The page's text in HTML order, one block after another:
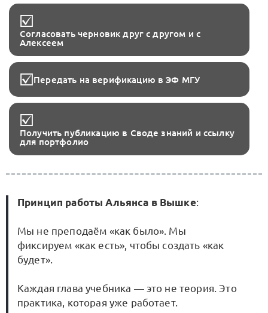
Согласовать черновик друг с другом и с
Алексеем
Передать на верификацию в ЭФ МГУ
Получить публикацию в Своде знаний и ссылку
для портфолио
Принцип работы Альянса в Вышке:
Мы не преподаём «как было». Мы
фиксируем «как есть», чтобы создать «как
будет».
Каждая глава учебника — это не теория. Это
практика, которая уже работает.